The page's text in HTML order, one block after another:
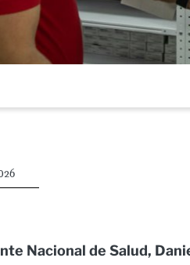
Nacional de Salud,